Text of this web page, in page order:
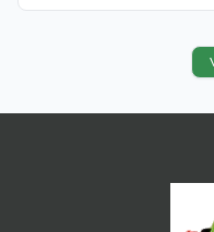
prises de paroles ont eu lieu pour
dénoncer les marques complices